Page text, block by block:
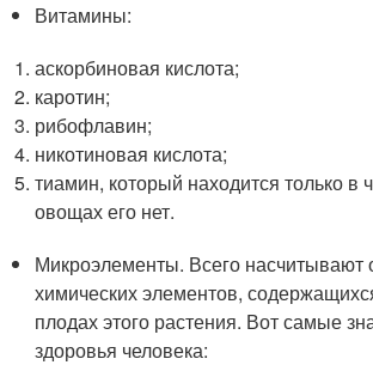
Витамины:
аскорбиновая кислота;
каротин;
рибофлавин;
никотиновая кислота;
тиамин, который находится только в
овощах его нет.
Микроэлементы. Всего насчитывают
химических элементов,
плодах этого растения. Вот самые
здоровья человека: